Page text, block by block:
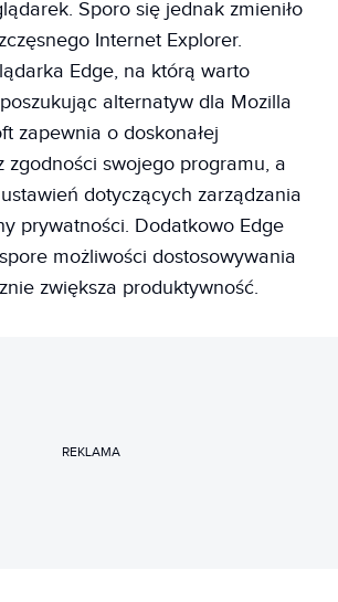
Sporo się jednak zmieniło
Internet Explorer.
Edge, na którą warto
alternatyw dla Mozilla
zapewnia o doskonałej
zgodności swojego programu, a
dotyczących zarządzania
prywatności. Dodatkowo Edge
możliwości dostosowywania
zwiększa produktywność.
REKLAMA